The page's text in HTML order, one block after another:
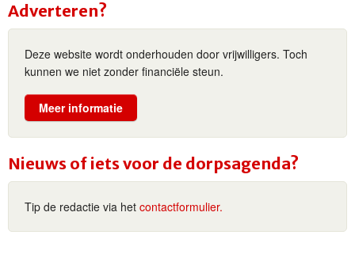
Adverteren?
Deze website wordt onderhouden door vrijwilligers. Toch
kunnen we niet zonder financiële steun.
Meer informatie
Nieuws of iets voor de dorpsagenda?
Tip de redactie via het contactformulier.